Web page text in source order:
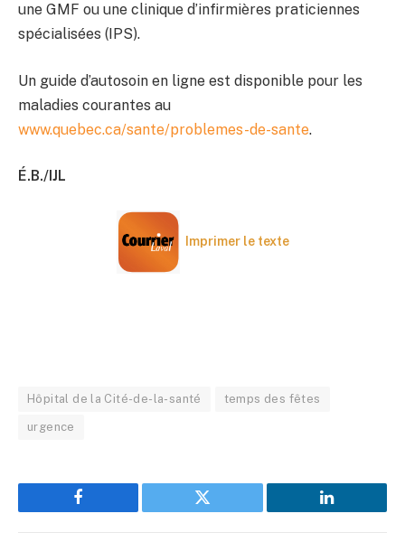
une GMF ou une clinique d’infirmières praticiennes
spécialisées (IPS).
Un guide d’autosoin en ligne est disponible pour les
maladies courantes au
www.quebec.ca/sante/problemes-de-sante.
É.B./IJL
Imprimer le texte
Hôpital de la Cité-de-la-santé temps des fêtes
urgence
Facebook Twitter LinkedIn